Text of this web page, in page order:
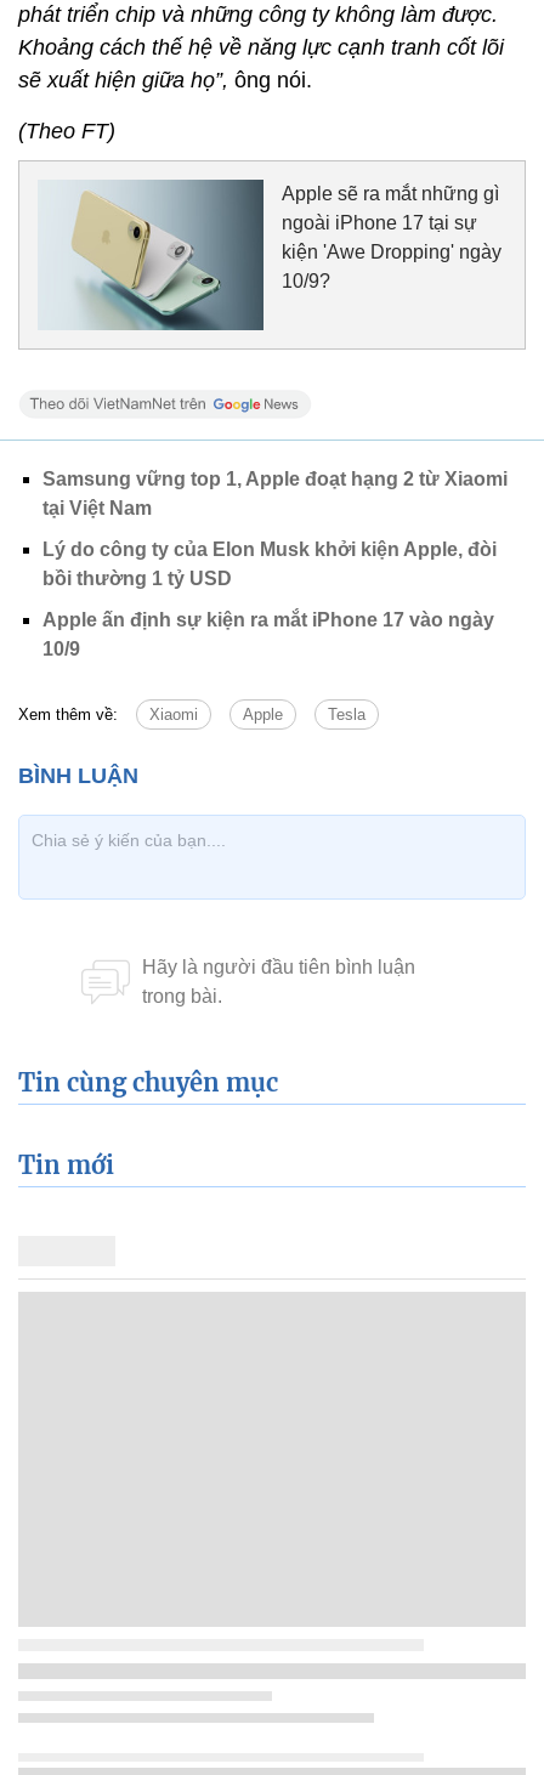
phát triển chip và những công ty không làm được.
Khoảng cách thế hệ về năng lực cạnh tranh cốt lõi
sẽ xuất hiện giữa họ”, ông nói.
(Theo FT)
Apple sẽ ra mắt những gì
ngoài iPhone 17 tại sự
kiện 'Awe Dropping' ngày
10/9?
Samsung vững top 1, Apple đoạt hạng 2 từ Xiaomi
tại Việt Nam
Lý do công ty của Elon Musk khởi kiện Apple, đòi
bồi thường 1 tỷ USD
Apple ấn định sự kiện ra mắt iPhone 17 vào ngày
10/9
Xem thêm về: Xiaomi Apple Tesla
Tin cùng chuyên mục
Tin mới